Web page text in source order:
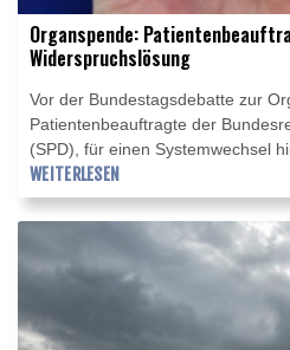
Organspende:
Widerspruchslösung
Vor der Bundestagsdebatte zur
Patientenbeauftragte der
(SPD), für einen Systemwechsel
"Ich bin sehr froh, dass im
eine Neuregelung der
den Zeitungen der Funke-
(Dienstagsausgaben). Er sei
dringend einen Systemwechsel
Widerspruchsregelung dafür sehr
WEITERLESEN